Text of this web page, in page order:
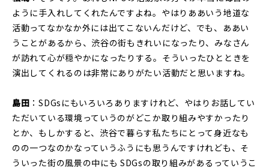
ように手入れしてくれたんですよね。やはりああいう地道な
活動ってなかなか外には出てこないんだけど、でも、ああい
うことがあるから、渋谷の街もきれいになったり、みなさん
が訪れて心が穏やかになったりする。そういったひとときを
演出してくれるのは非常にありがたい活動だと思いますね。
島田 ：SDGsにもいろいろありますけれど、やはりお話してい
ただいている環境っていうのがどこか取り組みやすかったり
とか、もしかすると、渋谷で暮らす私たちにとって身近なも
のの一つなのかなっていうふうにも思うんですけれども、そ
ういった街の風景の中にも SDGsの取り組みがあるっていうこ